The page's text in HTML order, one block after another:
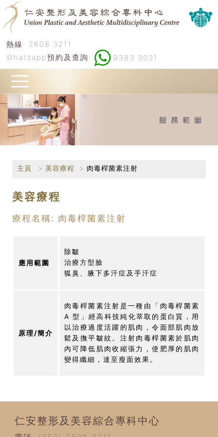
熱線: 2608 3211
Whatsapp預約及查詢:
9383 3031
主頁 美容療程 肉毒桿菌素注射
美容療程
療程名稱: 肉毒桿菌素注射
應用範圍
除皺
治療方型臉
狐臭、腋下多汗症及手汗症
原理/簡介
肉毒桿菌素注射是一種由「肉毒桿菌素
A 型」經高科技純化萃取的蛋白質，用
以治療過度活躍的肌肉，令面部肌肉放
鬆及撫平皺紋。注射肉毒桿菌素於肌肉
內可降低肌肉收縮張力，使肥厚的肌肉
變得纖細，達至瘦面效果。
仁安整形及美容綜合專科中心